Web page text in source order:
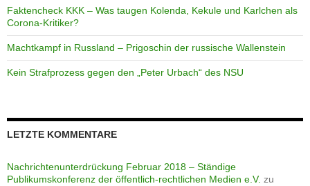
Faktencheck KKK – Was taugen Kolenda, Kekule und Karlchen als
Corona-Kritiker?
Machtkampf in Russland – Prigoschin der russische Wallenstein
Kein Strafprozess gegen den „Peter Urbach“ des NSU
LETZTE KOMMENTARE
Nachrichtenunterdrückung Februar 2018 – Ständige
Publikumskonferenz der öffentlich-rechtlichen Medien e.V. zu